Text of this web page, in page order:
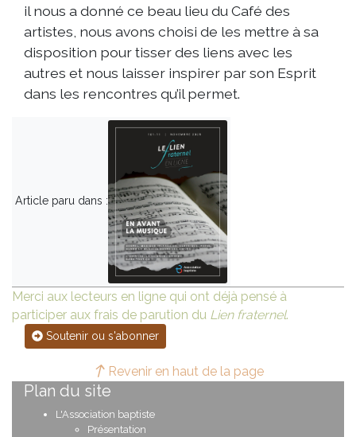
il nous a donné ce beau lieu du Café des
artistes, nous avons choisi de les mettre à sa
disposition pour tisser des liens avec les
autres et nous laisser inspirer par son Esprit
dans les rencontres qu’il permet.
Article paru dans :
Merci aux lecteurs en ligne qui ont déjà pensé à
participer aux frais de parution du Lien fraternel.
Soutenir ou s'abonner
Revenir en haut de la page
Plan du site
L'Association baptiste
Présentation